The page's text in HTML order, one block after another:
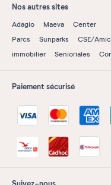
Nos autres sites
Adagio Maeva
Center
Parcs
Sunparks CSE/
immobilier
Senioriales
Paiement sécurisé